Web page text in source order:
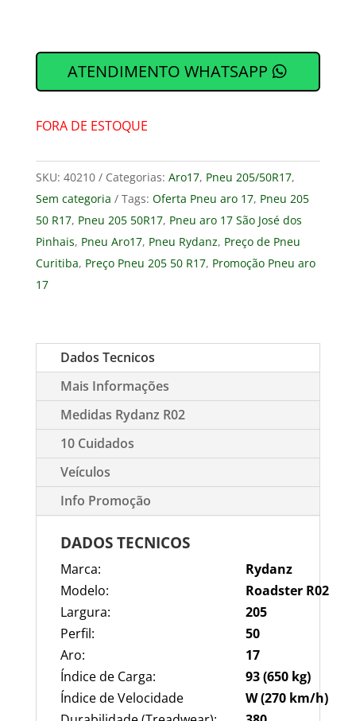
ATENDIMENTO WHATSAPP
FORA DE ESTOQUE
SKU: 40210 Categorias: Aro17, Pneu 205/50R17,
Sem categoria
Tags: Oferta Pneu aro 17, Pneu 205
50 R17, Pneu 205 50R17, Pneu aro 17 São José dos
Pinhais, Pneu Aro17, Pneu Rydanz, Preço de Pneu
Curitiba, Preço Pneu 205 50 R17, Promoção Pneu aro
17
Dados Tecnicos
Mais Informações
Medidas Rydanz R02
10 Cuidados
Veículos
Info Promoção
DADOS TECNICOS
Marca:
Rydanz
Modelo:
Roadster R02
Largura:
205
Perfil:
50
Aro:
17
Índice de Carga:
93 (650 kg)
Índice de Velocidade
W (270 km/h)